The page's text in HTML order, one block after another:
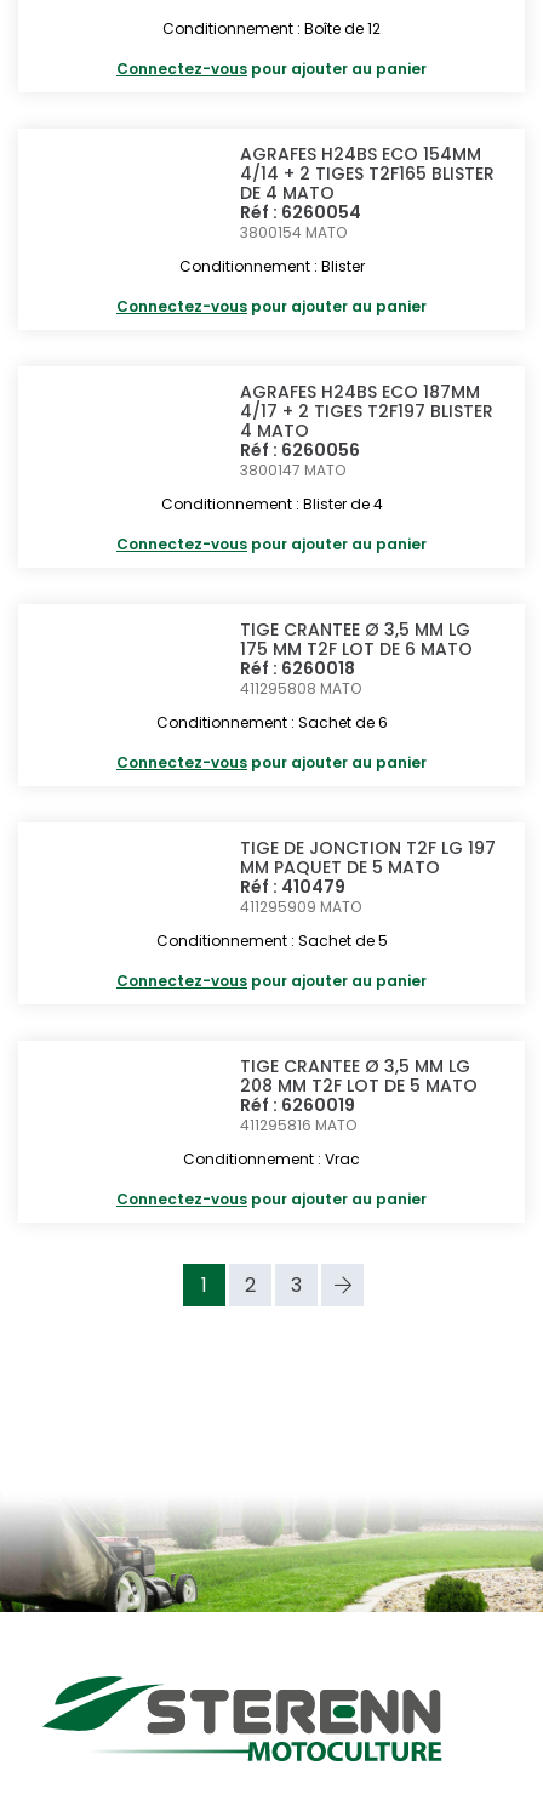
Conditionnement : Boîte de 12
Connectez-vous pour ajouter au panier
AGRAFES H24BS ECO 154MM
4/14 + 2 TIGES T2F165 BLISTER
DE 4 MATO
Réf : 6260054
3800154 MATO
Conditionnement : Blister
Connectez-vous pour ajouter au panier
AGRAFES H24BS ECO 187MM
4/17 + 2 TIGES T2F197 BLISTER
4 MATO
Réf : 6260056
3800147 MATO
Conditionnement : Blister de 4
Connectez-vous pour ajouter au panier
TIGE CRANTEE Ø 3,5 MM LG
175 MM T2F LOT DE 6 MATO
Réf : 6260018
411295808 MATO
Conditionnement : Sachet de 6
Connectez-vous pour ajouter au panier
TIGE DE JONCTION T2F LG 197
MM PAQUET DE 5 MATO
Réf : 410479
411295909 MATO
Conditionnement : Sachet de 5
Connectez-vous pour ajouter au panier
TIGE CRANTEE Ø 3,5 MM LG
208 MM T2F LOT DE 5 MATO
Réf : 6260019
411295816 MATO
Conditionnement : Vrac
Connectez-vous pour ajouter au panier
1 2 3